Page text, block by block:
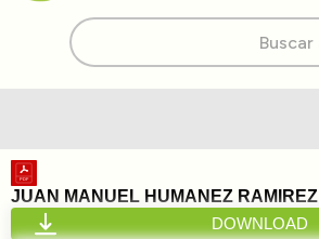
Buscar:
Inicio
Nosotros
JUAN MANUEL HUMANEZ RAMIREZ
DOWNLOAD